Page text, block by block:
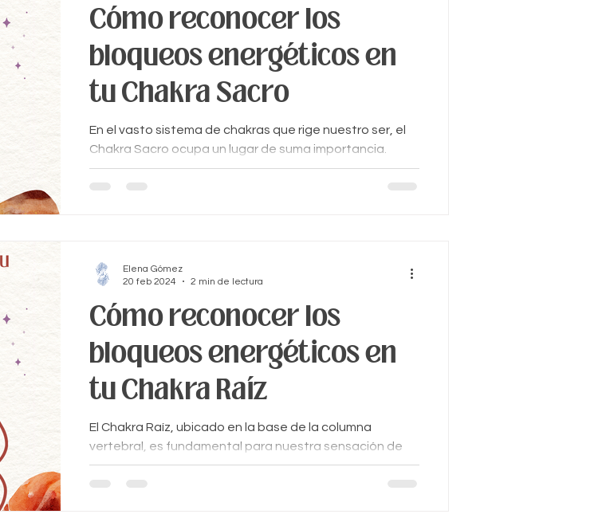
Cómo reconocer los
bloqueos energéticos en
tu Chakra Sacro
En el vasto sistema de chakras que rige nuestro ser, el
Chakra Sacro ocupa un lugar de suma importancia.
Ubicado en la zona baja del abdomen
Cómo reconocer los
bloqueos energéticos en
tu Chakra Raíz
El Chakra Raíz, ubicado en la base de la columna
vertebral, es fundamental para nuestra sensación de
seguridad, estabilidad y conexión...
Elena Gómez
20 feb 2024
2 min de lectura